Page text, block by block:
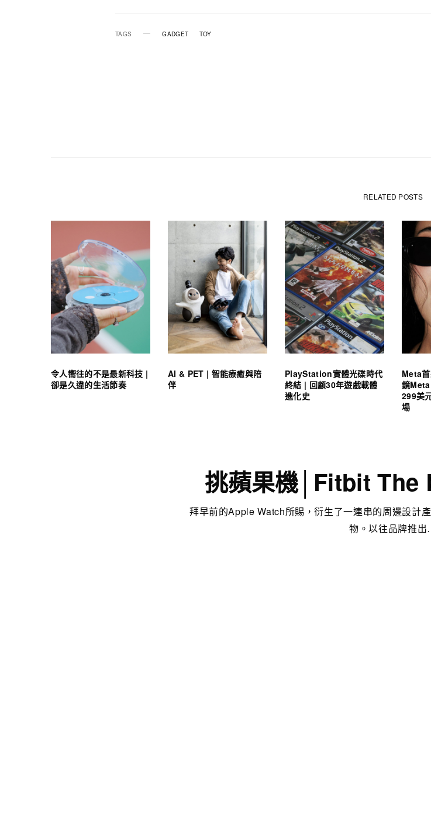
TAGS GADGET TOY
RELATED POSTS
令人嚮往的不是最新科技 |
卻是久違的生活節奏
AI & PET | 智能療癒與陪
伴
PlayStation實體光碟時代
終結 | 回顧30年遊戲載體
進化史
Meta
鏡
299美
場
挑蘋果機│Fitbit The
拜早前的Apple Watch所賜，衍生了一連串的周邊設計
物。以往品牌推